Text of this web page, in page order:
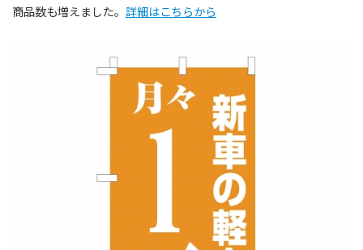
商品数も増えました。 詳細はこちらから